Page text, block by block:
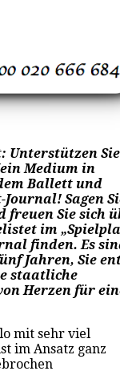
Unterstützen
Medium in
Ballett und
Sagen
freuen Sie sich
im
finden. Es
Jahren, Sie
staatliche
Herzen für
mit sehr viel
im Ansatz ganz